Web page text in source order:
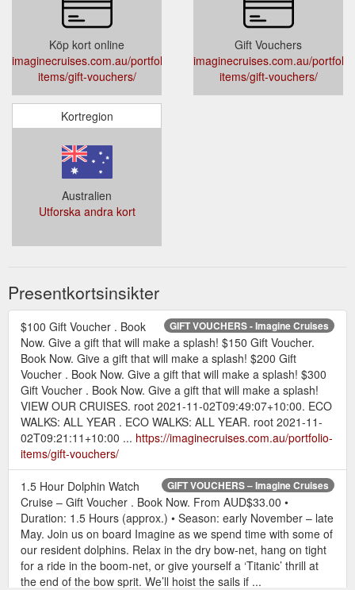
Köp kort online
imaginecruises.com.au/portfolio-
items/gift-vouchers/
Gift Vouchers
imaginecruises.com.au/
items/gift-vouchers/
Kortregion
Australien
Utforska andra kort
Presentkortsinsikter
GIFT VOUCHERS - Imagine Cruises
$100 Gift Voucher . Book
Now. Give a gift that will make a splash! $150 Gift Voucher.
Book Now. Give a gift that will make a splash! $200 Gift
Voucher . Book Now. Give a gift that will make a splash! $300
Gift Voucher . Book Now. Give a gift that will make a splash!
VIEW OUR CRUISES. root 2021-11-02T09:49:07+10:00. ECO
WALKS: ALL YEAR . ECO WALKS: ALL YEAR. root 2021-11-
02T09:21:11+10:00 ... https://imaginecruises.com.au/portfolio-
items/gift-vouchers/
GIFT VOUCHERS – Imagine Cruises
1.5 Hour Dolphin Watch
Cruise – Gift Voucher . Book Now. From AUD$33.00 •
Duration: 1.5 Hours (approx.) • Season: early November – late
May. Join us on board Imagine as we spend time with some of
our resident dolphins. Relax in the dry bow-net, hang on tight
for a ride in the boom-net, or give yourself a ‘Titanic’ thrill at
the end of the bow sprit. We’ll hoist the sails if ...